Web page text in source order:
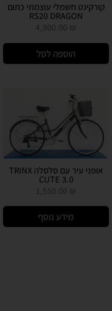
קורקינט חשמלי עוצמתי כתום
RS20 DRAGON
4,900.00 ₪
הוספה לסל
אופני עיר עם סלסלה TRINX
CUTE 3.0
1,550.00 ₪
מידע נוסף